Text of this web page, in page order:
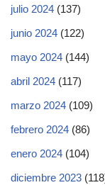
julio 2024 (137)
junio 2024 (122)
mayo 2024 (144)
abril 2024 (117)
marzo 2024 (109)
febrero 2024 (86)
enero 2024 (104)
diciembre 2023